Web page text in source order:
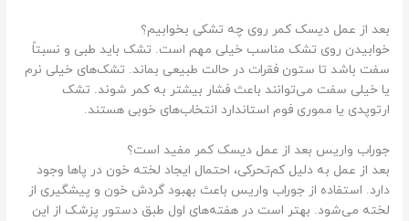
بعد از عمل دیسک کمر روی چه تشکی بخوابیم؟
خوابیدن روی تشک مناسب خیلی مهم است. تشک باید طبی و نسبتاً
سفت باشد تا ستون فقرات در حالت طبیعی بماند. تشک‌های خیلی نرم
یا خیلی سفت می‌توانند باعث فشار بیشتر به کمر شوند. تشک
ارتوپدی یا مموری فوم استاندارد انتخاب‌های خوبی هستند.
جوراب واریس بعد از عمل دیسک کمر مفید است؟
بعد از عمل به دلیل کم‌تحرکی، احتمال ایجاد لخته خون در پاها وجود
دارد. استفاده از جوراب واریس باعث بهبود گردش خون و پیشگیری از
لخته می‌شود. بهتر است در هفته‌های اول طبق دستور پزشک از این